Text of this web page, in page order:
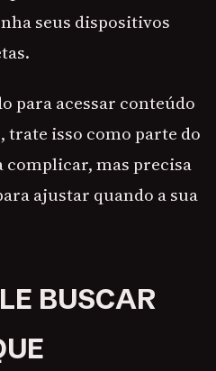
seus dispositivos
para acessar conteúdo
trate isso como parte do
complicar, mas precisa
ajustar quando a sua
BUSCAR